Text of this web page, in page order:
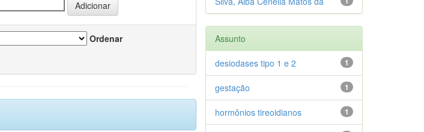
Ordenar
Assunto
1
desiodases tipo 1 e 2
1
gestação
1
hormônios tireoidianos